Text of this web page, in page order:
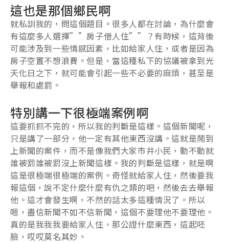
這也是那個鄉民啊
就私訓我的，問這個題目。很多人都在討論，為什麼會
有這麼多人選擇””房子借人住””？有時候，這背後
可能涉及到一些情感因素，比如給家人住，或者是因為
房子空置不想浪費。但是，當這種私下的協議被拿到光
天化日之下，就可能會引起一些不必要的麻煩，甚至是
舉報和處罰。
特別講一下很極端案例啊
這要抓抓不完的，所以我的判斷是這樣。這個新聞呢，
只是講了一部分，他一定有其他東西沒講。這就是鬧到
上新聞的案件，而不是像我們大家市井小民，動不動就
誰被罰誰被罰沒上新聞這樣。我的判斷是這樣，就是啊
這是很極端很極端的案例。奇怪就給家人住，然後要我
報這個，說不定什麼什麼有仇之類的吧，然後去去舉報
他。這才會發生啊，不然的話太多這種情況了。所以
嗯，盡信新聞不如不信新聞，這個不要理他不要理他。
真的是我我我要給家人住，那公證什麼東西，這起呸
臉，哎哎莫名其妙。